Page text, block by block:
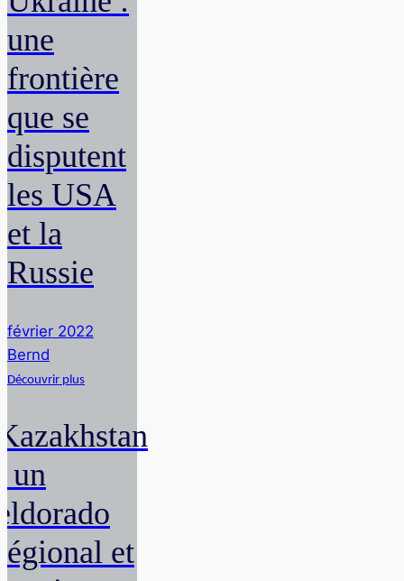
une
frontière
que se
disputent
les USA
et la
Russie
février 2022
Bernd
Découvrir plus
un
et